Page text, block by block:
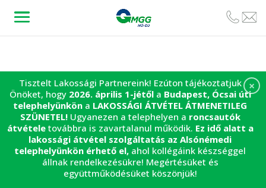
×
Tisztelt Lakossági Partnereink! Ezúton tájékoztatjuk
Önöket, hogy 2026. április 1-jétőla Budapest, Ócsai úti
telephelyünkön a LAKOSSÁGI ÁTVÉTEL ÁTMENETILEG
SZÜNETEL! Ugyanezen a telephelyen a roncsautók
átvételetovábbra is zavartalanul működik. Ez idő alatt a
lakossági átvétel szolgáltatás az Alsónémedi
telephelyünkön érhető el, ahol kollégáink készséggel
állnak rendelkezésükre! Megértésüket és
együttműködésüket köszönjük!